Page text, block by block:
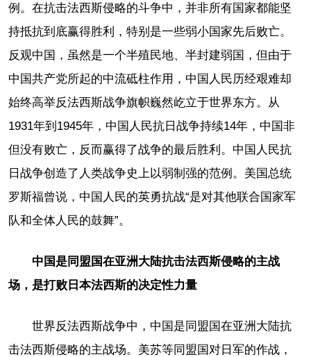
例。在抗击法西斯侵略的斗争中，并非所有国家都能坚
持抵抗到底赢得胜利，特别是一些弱小国家先后败亡。
反观中国，虽然是一个半殖民地、半封建弱国，但由于
中国共产党所起的中流砥柱作用，中国人民历经艰难却
始终高举反法西斯战争旗帜巍然屹立于世界东方。从
1931年到1945年，中国人民抗日战争持续14年，中国非
但没有败亡，反而赢得了战争的最后胜利。中国人民抗
日战争创造了人类战争史上以弱制强的范例。美国总统
罗斯福曾说，中国人民的英勇抗战“是对其他联合国家军
队和全体人民的鼓舞”。
中国是同盟国在亚洲大陆抗击法西斯侵略的主战
场，是打败日本法西斯的决定性力量
世界反法西斯战争中，中国是同盟国在亚洲大陆抗
击法西斯侵略的主战场。美苏等同盟国对日军的作战，